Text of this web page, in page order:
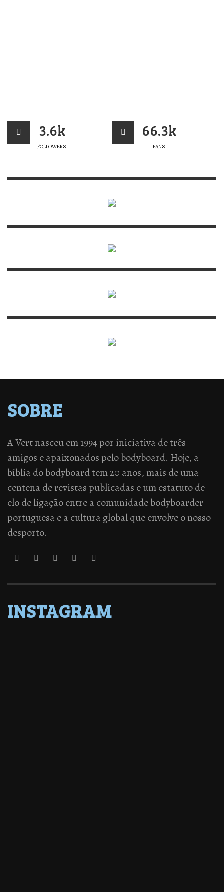
3.6k
FOLLOWERS
66.3k
FANS
SOBRE
A Vert nasceu em 1994 por iniciativa de três
amigos e apaixonados pelo bodyboard. Hoje, a
bíblia do bodyboard tem 20 anos, mais de uma
centena de revistas publicadas e um estatuto de
elo de ligação entre a comunidade bodyboarder
portuguesa e a cultura global que envolve o nosso
desporto.
INSTAGRAM